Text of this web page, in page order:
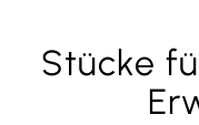
Stücke